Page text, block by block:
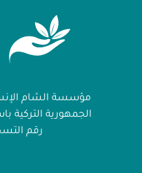
مؤسسة الشام
رقم التسجيل 34-